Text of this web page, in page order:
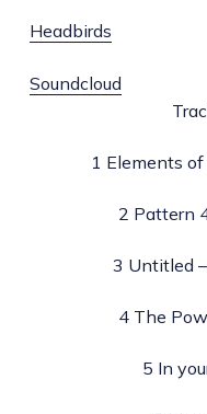
Headbirds
Soundcloud
1 Elements
2 Pattern
3 Untitled
4 The
5 In